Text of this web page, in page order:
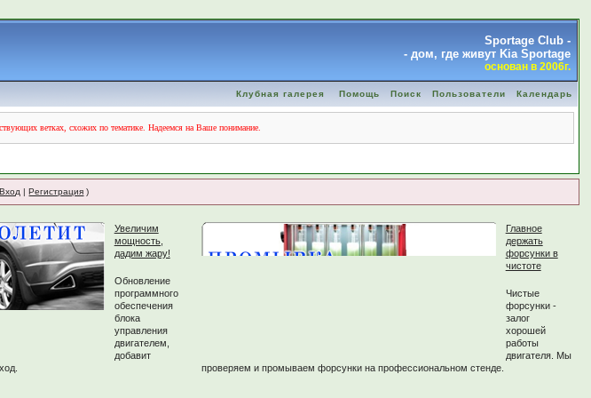
Sportage Club -
- дом, где живут Kia Sportage
основан в 2006г.
Клубная галерея Помощь Поиск Пользователи Календарь
ветках, схожих по тематике. Надеемся на Ваше понимание.
Вход |Регистрация )
Увеличим
мощность,
дадим жару!
Обновление
программного
обеспечения
блока
управления
двигателем,
добавит
Главное
держать
форсунки в
чистоте
Чистые
форсунки -
залог
хорошей
работы
двигателя. Мы
проверяем и промываем форсунки на профессиональном стенде.